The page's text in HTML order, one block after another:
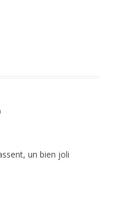
un bien joli